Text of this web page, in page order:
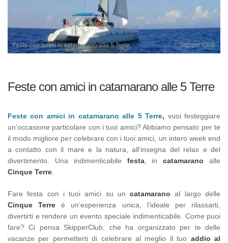
Feste con amici in catamarano alle 5 Terre Skipper Club
Feste con amici in catamarano alle 5 Terre
Feste con amici in catamarano alle 5 Terre, vuoi festeggiare
un’occasione particolare con i tuoi amici? Abbiamo pensato per te
il modo migliore per celebrare con i tuoi amici, un intero week end
a contatto con il mare e la natura, all’insegna del relax e del
divertimento. Una indimenticabile festa, incatamaranoalle
Cinque Terre
Fare festa con i tuoi amici su uncatamarano al largo delle
Cinque Terre è un’esperienza unica, l’ideale per rilassarti,
divertirti e rendere un evento speciale indimenticabile. Come puoi
fare? Ci pensa SkipperClub, che ha organizzato per te delle
vacanze per permetterti di celebrare al meglio il tuo addio al